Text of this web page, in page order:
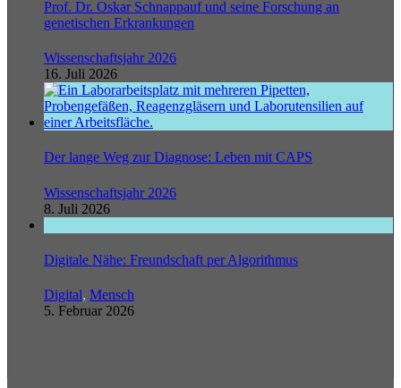
Prof. Dr. Oskar Schnappauf und seine Forschung an
genetischen Erkrankungen
Wissenschaftsjahr 2026
16. Juli 2026
Der lange Weg zur Diagnose: Leben mit CAPS
Wissenschaftsjahr 2026
8. Juli 2026
Digitale Nähe: Freundschaft per Algorithmus
Digital, Mensch
5. Februar 2026